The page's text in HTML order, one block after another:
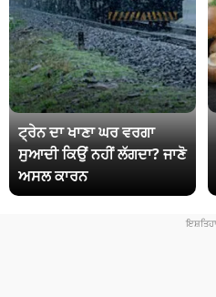
ਟ੍ਰੇਨ ਦਾ ਖਾਣਾ ਘਰ ਵਰਗਾ
ਸੁਆਦੀ ਕਿਉਂ ਨਹੀਂ ਲੱਗਦਾ? ਜਾਣੋ
ਅਸਲ ਕਾਰਨ